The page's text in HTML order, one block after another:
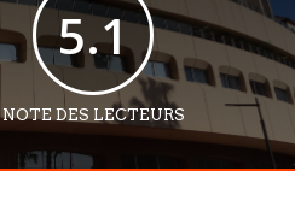
5.1
NOTE DES LECTEURS